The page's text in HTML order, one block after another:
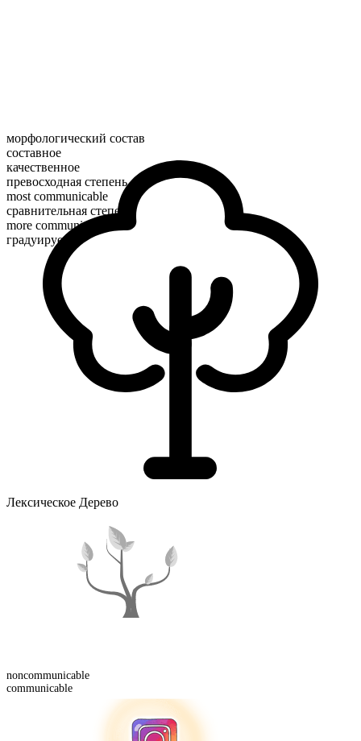
морфологический состав
составное
качественное
превосходная степень
most communicable
сравнительная степень
more communicable
градуируемое
Лексическое Дерево
noncommunicable
communicable